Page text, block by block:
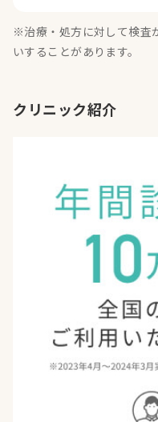
※治療・処方に対して検査
いすることがあります。
クリニック紹介